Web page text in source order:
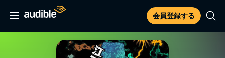
会員登録する